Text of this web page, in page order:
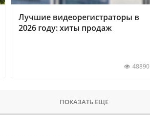
Лучшие видеорегистраторы в
2026 году: хиты продаж
48890
ПОКАЗАТЬ ЕЩЕ